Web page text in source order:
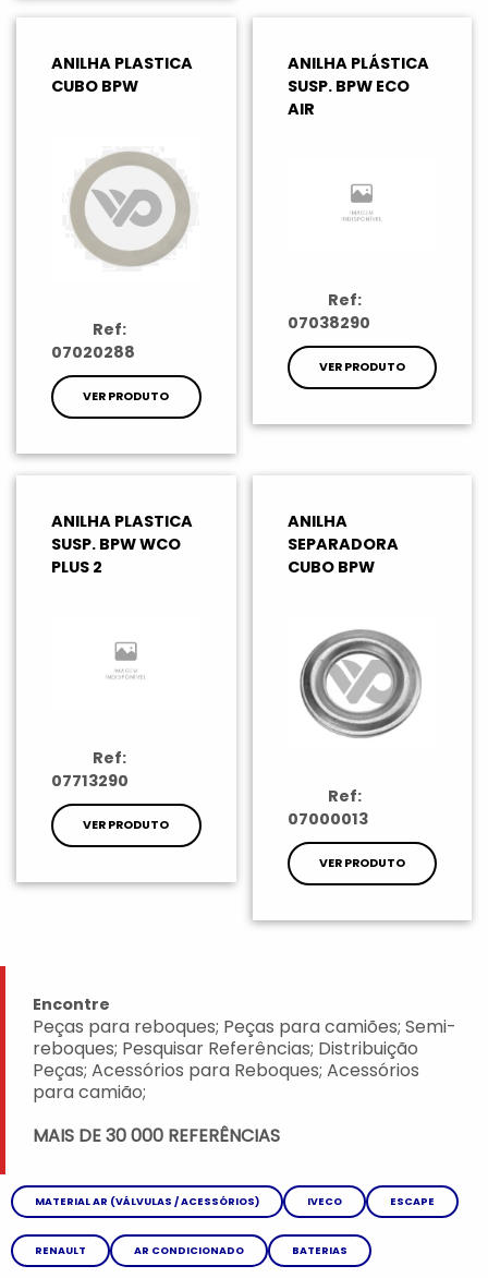
ANILHA PLASTICA
CUBO BPW
Ref:
07020288
VER PRODUTO
ANILHA PLÁSTICA
SUSP. BPW ECO
AIR
Ref:
07038290
VER PRODUTO
ANILHA PLASTICA
SUSP. BPW WCO
PLUS 2
Ref:
07713290
VER PRODUTO
ANILHA
SEPARADORA
CUBO BPW
Ref:
07000013
VER PRODUTO
Encontre
Peças para reboques; Peças para camiões; Semi-
reboques; Pesquisar Referências; Distribuição
Peças; Acessórios para Reboques; Acessórios
para camião;
MAIS DE 30 000 REFERÊNCIAS
MATERIAL AR (VÁLVULAS / ACESSÓRIOS) IVECO ESCAPE
RENAULT AR CONDICIONADO BATERIAS